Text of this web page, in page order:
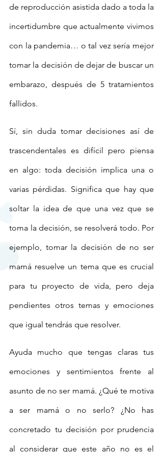
de reproducción asistida dado a toda la
incertidumbre que actualmente vivimos
con la pandemia… o tal vez sería mejor
tomar la decisión de dejar de buscar un
embarazo, después de 5 tratamientos
fallidos.
Sí, sin duda tomar decisiones así de
trascendentales es difícil pero piensa
en algo: toda decisión implica una o
varias pérdidas. Significa que hay que
soltar la idea de que una vez que se
toma la decisión, se resolverá todo. Por
ejemplo, tomar la decisión de no ser
mamá resuelve un tema que es crucial
para tu proyecto de vida, pero deja
pendientes otros temas y emociones
que igual tendrás que resolver.
Ayuda mucho que tengas claras tus
emociones y sentimientos frente al
asunto de no ser mamá. ¿Qué te motiva
a ser mamá o no serlo? ¿No has
concretado tu decisión por prudencia
al considerar que este año no es el